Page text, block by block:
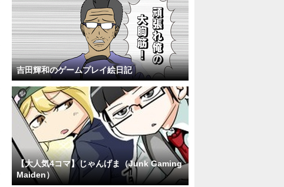
吉田輝和のゲームプレイ絵日記
【大人気4コマ】じゃんげま（Junk Gaming
Maiden）